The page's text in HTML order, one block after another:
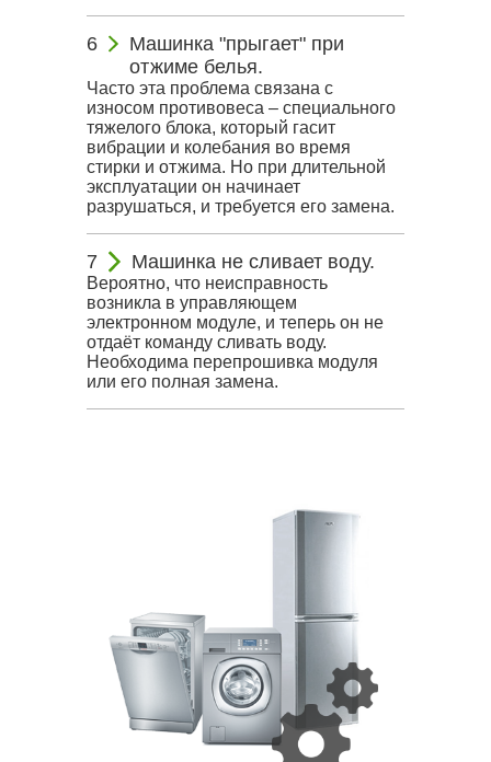
Машинка "прыгает" при
отжиме белья.
Часто эта проблема связана с
износом противовеса – специального
тяжелого блока, который гасит
вибрации и колебания во время
стирки и отжима. Но при длительной
эксплуатации он начинает
разрушаться, и требуется его замена.
Машинка не сливает воду.
Вероятно, что неисправность
возникла в управляющем
электронном модуле, и теперь он не
отдаёт команду сливать воду.
Необходима перепрошивка модуля
или его полная замена.